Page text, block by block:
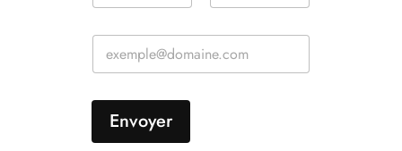
m
E
l
E
a
Envoyer